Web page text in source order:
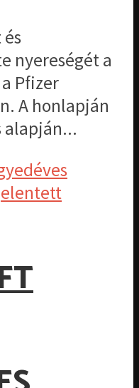
nyereségét a
Pfizer
A honlapján
alapján...